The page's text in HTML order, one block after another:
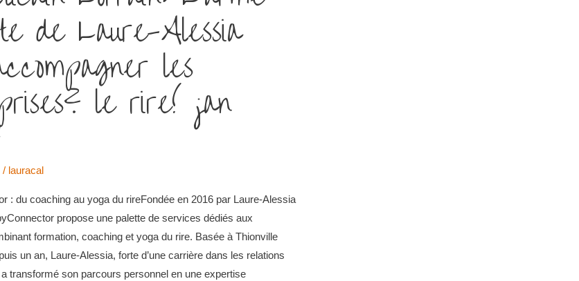
de Laure-Alessia
les
le rire! jan
/ lauracal
: du coaching au yoga du rireFondée en 2016 par Laure-Alessia
propose une palette de services dédiés aux
formation, coaching et yoga du rire. Basée à Thionville
un an, Laure-Alessia, forte d’une carrière dans les relations
transformé son parcours personnel en une expertise